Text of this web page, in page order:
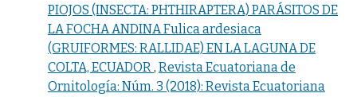
PIOJOS (INSECTA: PHTHIRAPTERA) PARÁSITOS DE
LA FOCHA ANDINA Fulica ardesiaca
(GRUIFORMES: RALLIDAE) EN LA LAGUNA DE
COLTA, ECUADOR, Revista Ecuatoriana de
Ornitología: Núm. 3 (2018): Revista Ecuatoriana